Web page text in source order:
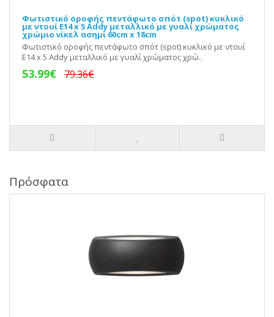
Φωτιστικό οροφής πεντάφωτο σπότ (spot) κυκλικό
με ντουί E14 x 5 Addy μεταλλικό με γυαλί χρώματος
χρώμιο νίκελ ασημί 60cm x 18cm
Φωτιστικό οροφής πεντάφωτο σπότ (spot) κυκλικό με ντουί
E14 x 5 Addy μεταλλικό με γυαλί χρώματος χρώ..
53.99€ 79.36€
Πρόσφατα